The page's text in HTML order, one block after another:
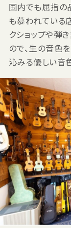
国内でも屈指の
も慕われている
クショップや弾
ので、生の音色
沁みる優しい音